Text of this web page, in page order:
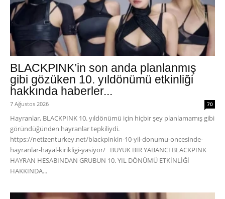
BLACKPINK’in son anda planlanmış
gibi gözüken 10. yıldönümü etkinliği
hakkında haberler...
7 Ağustos 2026 70
Hayranlar, BLACKPINK 10. yıldönümü için hiçbir şey planlamamış gibi
göründüğünden hayranlar tepkiliydi.
https://netizenturkey.net/blackpinkin-10-yil-donumu-oncesinde-
hayranlar-hayal-kirikligi-yasiyor/ BÜYÜK BİR YABANCI BLACKPINK
HAYRAN HESABINDAN GRUBUN 10. YIL DÖNÜMÜ ETKİNLİĞİ
HAKKINDA...